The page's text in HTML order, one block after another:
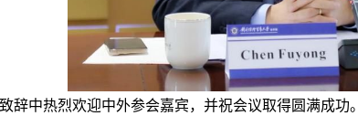
辞中热烈欢迎中外参会嘉宾，并祝会议取得圆满成功。